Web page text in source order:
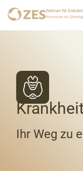
Zentrum für
Hormone im
Ihr Weg zu